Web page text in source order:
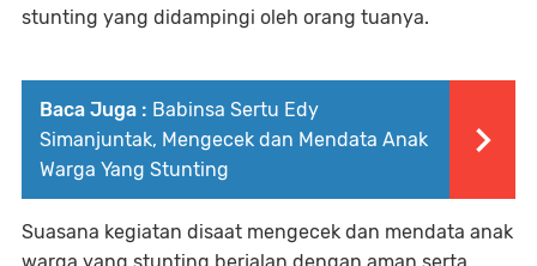
stunting yang didampingi oleh orang tuanya.
Baca Juga : Babinsa Sertu Edy
Simanjuntak, Mengecek dan Mendata Anak
Warga Yang Stunting
Suasana kegiatan disaat mengecek dan mendata anak